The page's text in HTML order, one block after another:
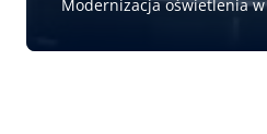
Modernizacja oświetlenia w